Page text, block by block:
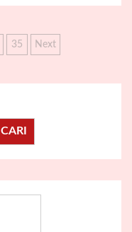
35 Next
CARI